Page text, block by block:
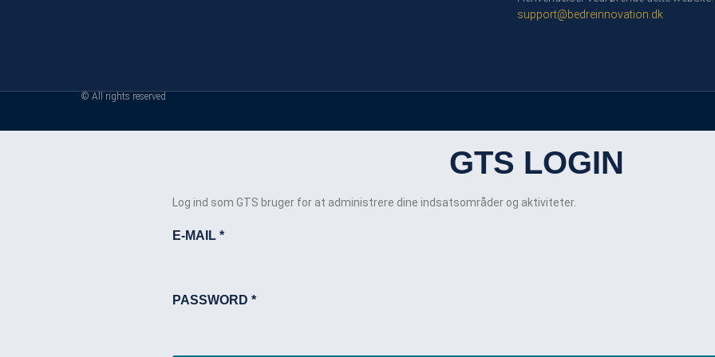
support@bedreinnovation.dk
© All rights reserved
GTS LOGIN
Log ind som GTS bruger for at administrere dine indsatsområder og aktiviteter.
E-MAIL *
PASSWORD *